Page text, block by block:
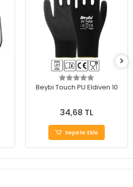
Beybi Touch PU Eldiven 10
34,68 TL
Sepete Ekle